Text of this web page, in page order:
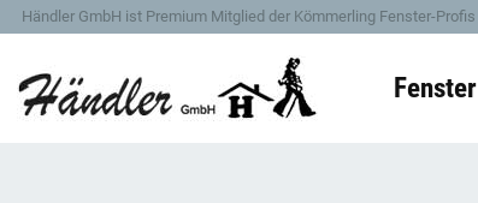
Händler GmbH ist Premium Mitglied der Kömmerling Fenster-Profis
Fenster